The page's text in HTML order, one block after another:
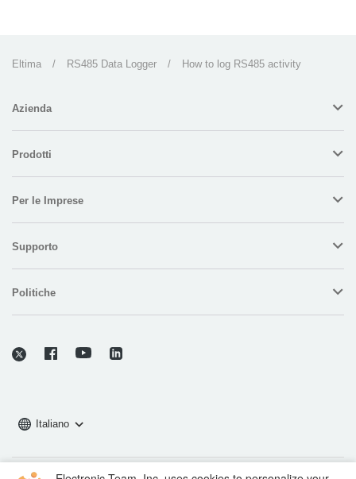
Eltima / RS485 Data Logger / How to log RS485 activity
Azienda
Prodotti
Per le Imprese
Supporto
Politiche
Italiano